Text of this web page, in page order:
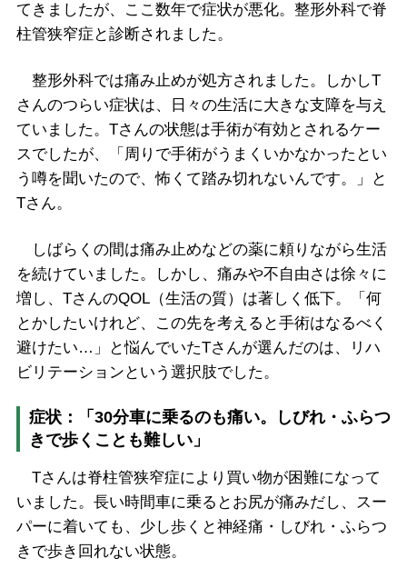
てきましたが、ここ数年で症状が悪化。整形外科で脊
柱管狭窄症と診断されました。
整形外科では痛み止めが処方されました。しかしT
さんのつらい症状は、日々の生活に大きな支障を与え
ていました。Tさんの状態は手術が有効とされるケー
スでしたが、「周りで手術がうまくいかなかったとい
う噂を聞いたので、怖くて踏み切れないんです。」と
Tさん。
しばらくの間は痛み止めなどの薬に頼りながら生活
を続けていました。しかし、痛みや不自由さは徐々に
増し、TさんのQOL（生活の質）は著しく低下。「何
とかしたいけれど、この先を考えると手術はなるべく
避けたい…」と悩んでいたTさんが選んだのは、リハ
ビリテーションという選択肢でした。
症状：「30分車に乗るのも痛い。しびれ・ふらつ
きで歩くことも難しい」
Tさんは脊柱管狭窄症により買い物が困難になって
いました。長い時間車に乗るとお尻が痛みだし、スー
パーに着いても、少し歩くと神経痛・しびれ・ふらつ
きで歩き回れない状態。